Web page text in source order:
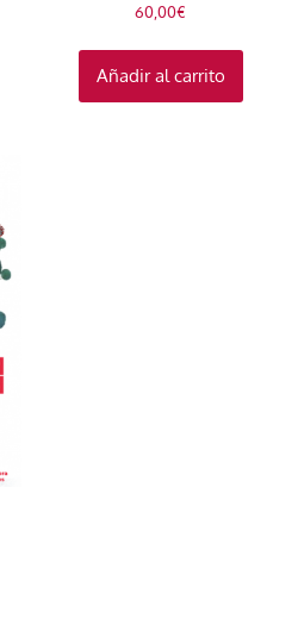
60,00€
Añadir al carrito